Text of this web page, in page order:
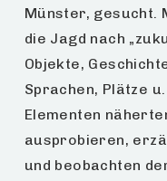
Münster, gesucht.
die Jagd nach
Objekte,
Sprachen, Plätze
Elementen
ausprobieren,
und beobachten